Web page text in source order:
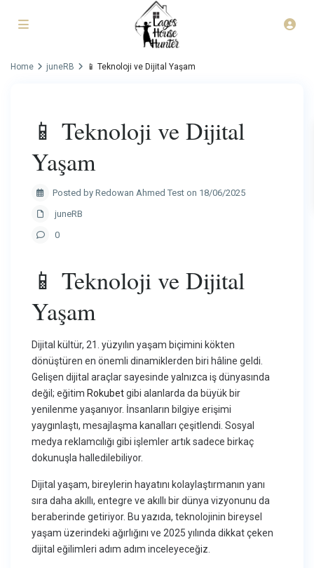
Home juneRB 📱 Teknoloji ve Dijital Yaşam
📱 Teknoloji ve Dijital
Yaşam
Posted by Redowan Ahmed Test on 18/06/2025
juneRB
0
📱 Teknoloji ve Dijital
Yaşam
Dijital kültür, 21. yüzyılın yaşam biçimini kökten
dönüştüren en önemli dinamiklerden biri hâline geldi.
Gelişen dijital araçlar sayesinde yalnızca iş dünyasında
değil; eğitim Rokubetgibi alanlarda da büyük bir
yenilenme yaşanıyor. İnsanların bilgiye erişimi
yaygınlaştı, mesajlaşma kanalları çeşitlendi. Sosyal
medya reklamcılığı gibi işlemler artık sadece birkaç
dokunuşla halledilebiliyor.
Dijital yaşam, bireylerin hayatını kolaylaştırmanın yanı
sıra daha akıllı, entegre ve akıllı bir dünya vizyonunu da
beraberinde getiriyor. Bu yazıda, teknolojinin bireysel
yaşam üzerindeki ağırlığını ve 2025 yılında dikkat çeken
dijital eğilimleri adım adım inceleyeceğiz.